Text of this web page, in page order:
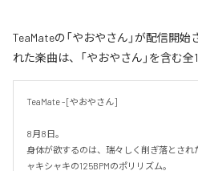
TeaMateの「やおやさん」が配信開
れた楽曲は、「やおやさん」を含む全
TeaMate - [やおやさん]
8月8日。
身体が欲するのは、瑞々しく削ぎ落とさ
ャキシャキの125BPMのポリリズム。